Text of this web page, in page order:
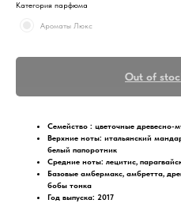
Категория парфюма
Ароматы Люкс
Out of
Семейство : цветочные древесно-
Верхние ноты: итальянский
белый папоротник
Средние ноты: лецитис,
Базовые амбермакс, амбретта,
бобы тонка
Год выпуска: 2017